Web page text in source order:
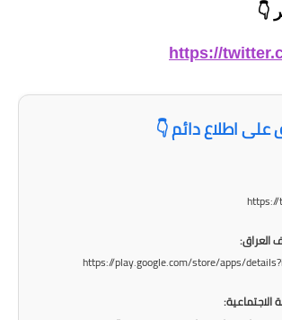
المرحلة المتوسطة
المرحلة الاعدادية
دروس
المرحلة الاعدادية
👇
https://
على اطلاع دائم 👇
العراق:
https://play.google.com/store/apps/
الاجتماعية: